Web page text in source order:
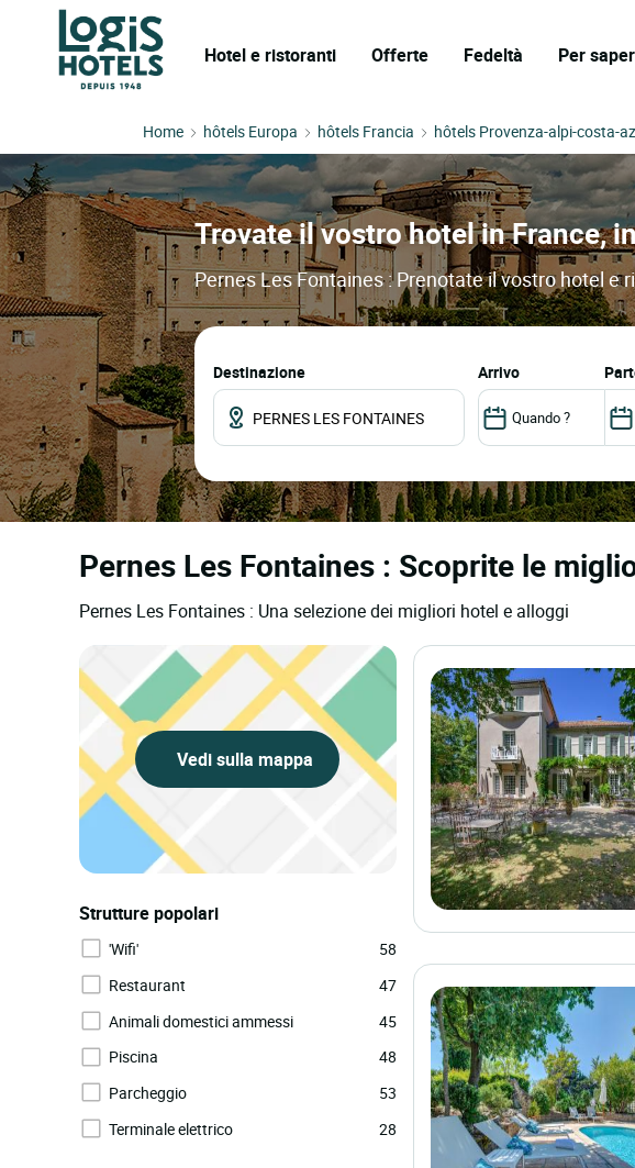
Hotel e ristoranti Offerte Fedeltà Per
Home hôtels Europa hôtels Francia hôtels Provenza-alpi-costa-
Trovate il vostro hotel in France,
Pernes Les Fontaines : Prenotate il vostro hotel
Destinazione arrivo
Pernes Les Fontaines : Scoprite le
Pernes Les Fontaines : Una selezione dei migliori hotel e alloggi
Vedi sulla mappa
Strutture popolari
'Wifi'
58
Restaurant
47
Animali domestici ammessi
45
Piscina
48
Parcheggio
53
Terminale elettrico
28